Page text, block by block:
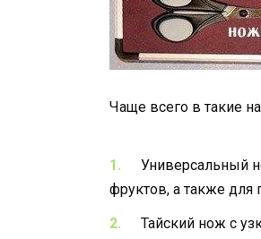
Чаще всего в такие
Универсальный
фруктов, а также
Тайский нож с